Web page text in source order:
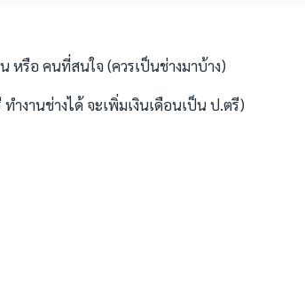
หรือ คนที่สนใจ (ควรเป็นช่างมาบ้าง)
ำงานช่างได้ จะเพิ่มเงินเดือนเป็น ป.ตรี)